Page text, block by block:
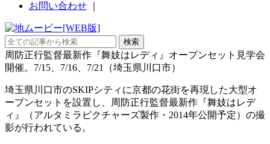
お問い合わせ
周防正行監督最新作『舞妓はレディ』オープンセット見学会
開催。7/15、7/16、7/21（埼玉県川口市）
埼玉県川口市のSKIPシティに京都の花街を再現した大型オ
ープンセットを設置し、周防正行監督最新作『舞妓はレデ
ィ』（アルタミラピクチャーズ製作・2014年公開予定）の撮
影が行われている。